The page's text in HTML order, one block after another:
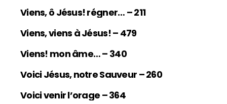
Viens, ô Jésus! régner… – 211
Viens, viens à Jésus! – 479
Viens! mon âme… – 340
Voici Jésus, notre Sauveur – 260
Voici venir l’orage – 364